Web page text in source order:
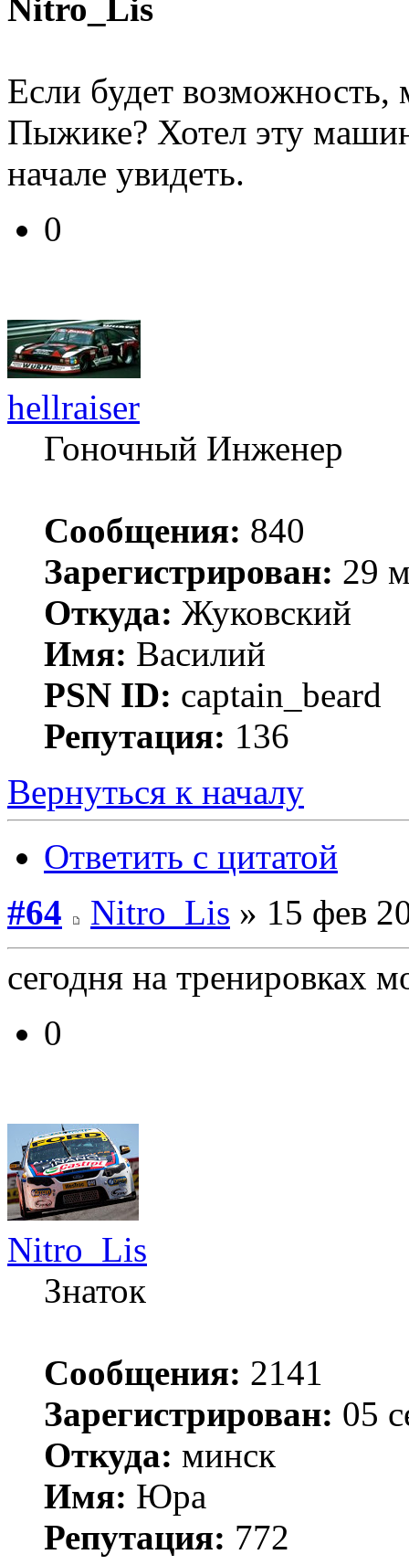
Nitro_Lis
Если будет возможность,
Пыжике? Хотел эту
начале увидеть.
0
hellraiser
Гоночный Инженер
Сообщения: 840
Зарегистрирован: 29
Откуда: Жуковский
Имя: Василий
PSN ID: captain_beard
Репутация: 136
Вернуться к началу
Ответить с цитатой
#64
Nitro_Lis » 15 фев
сегодня на тренировках
0
Nitro_Lis
Знаток
Сообщения: 2141
Зарегистрирован: 05
Откуда: минск
Имя: Юра
Репутация: 772